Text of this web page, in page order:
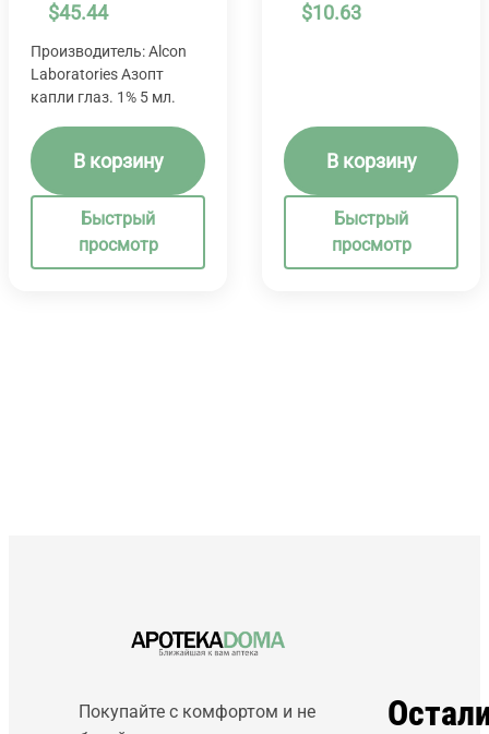
$45.44
Производитель: Alcon
Laboratories Азопт
капли глаз. 1% 5 мл.
В корзину
Быстрый
просмотр
$10.63
В корзину
Быстрый
просмотр
Покупайте с комфортом и не